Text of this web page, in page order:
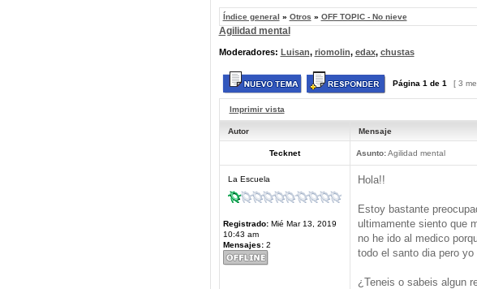
Índice general » Otros » OFF TOPIC - No nieve
Agilidad mental
Moderadores: Luisan, riomolin, edax, chustas
Página 1 de 1 [ 3
Imprimir vista
Autor Mensaje
Tecknet Asunto:Agilidad mental
La Escuela
Registrado:Mié Mar 13, 2019
10:43 am
Mensajes:2
Hola!!
Estoy bastante
ultimamente siento que
no he ido al medico
todo el santo dia pero
¿Teneis o sabeis algun